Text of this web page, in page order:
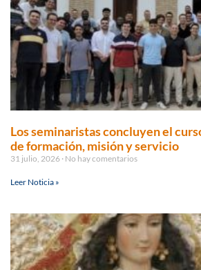
Los seminaristas concluyen el
de formación, misión y servicio
31 julio, 2026 No hay comentarios
Leer Noticia »